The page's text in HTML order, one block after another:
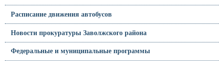
Расписание движения автобусов
Новости прокуратуры Заволжского района
Федеральные и муниципальные программы